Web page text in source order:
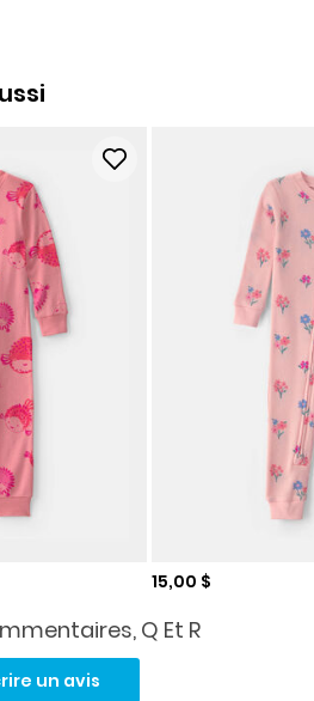
Prix de solde
15,00 $
Q Et R
un avis